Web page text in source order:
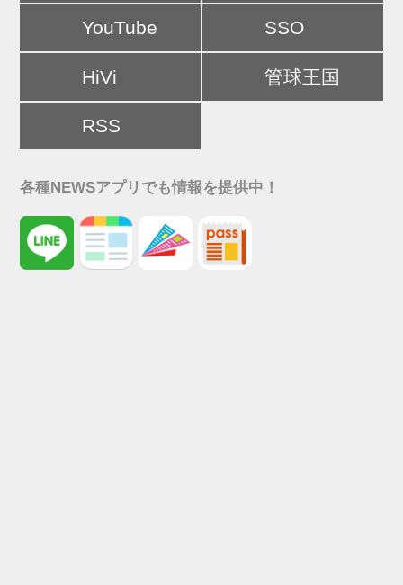
YouTube SSO
HiVi 管球王国
RSS
各種NEWSアプリでも情報を提供中！